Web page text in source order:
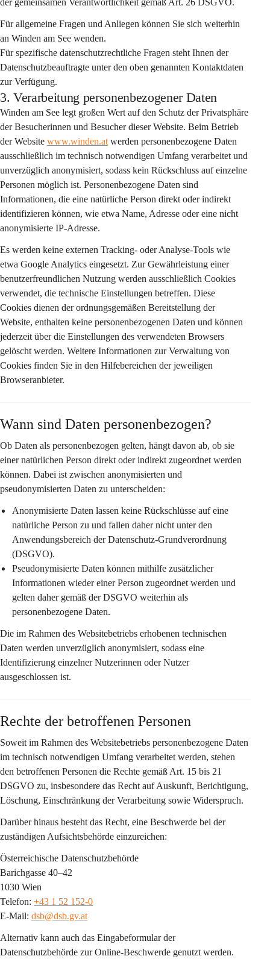
der gemeinsamen Verantwortlichkeit gemäß Art. 26 DSGVO.
Für allgemeine Fragen und Anliegen können Sie sich weiterhin
an Winden am See wenden.
Für spezifische datenschutzrechtliche Fragen steht Ihnen der
Datenschutzbeauftragte unter den oben genannten Kontaktdaten
zur Verfügung.
3. Verarbeitung personenbezogener Daten
Winden am See legt großen Wert auf den Schutz der Privatsphäre
der Besucherinnen und Besucher dieser Website. Beim Betrieb
der Website www.winden.at werden personenbezogene Daten
ausschließlich im technisch notwendigen Umfang verarbeitet und
unverzüglich anonymisiert, sodass kein Rückschluss auf einzelne
Personen möglich ist. Personenbezogene Daten sind
Informationen, die eine natürliche Person direkt oder indirekt
identifizieren können, wie etwa Name, Adresse oder eine nicht
anonymisierte IP-Adresse.
Es werden keine externen Tracking- oder Analyse-Tools wie
etwa Google Analytics eingesetzt. Zur Gewährleistung einer
benutzerfreundlichen Nutzung werden ausschließlich Cookies
verwendet, die technische Einstellungen betreffen. Diese
Cookies dienen der ordnungsgemäßen Bereitstellung der
Website, enthalten keine personenbezogenen Daten und können
jederzeit über die Einstellungen des verwendeten Browsers
gelöscht werden. Weitere Informationen zur Verwaltung von
Cookies finden Sie in den Hilfebereichen der jeweiligen
Browseranbieter.
Wann sind Daten personenbezogen?
Ob Daten als personenbezogen gelten, hängt davon ab, ob sie
einer natürlichen Person direkt oder indirekt zugeordnet werden
können. Dabei ist zwischen anonymisierten und
pseudonymisierten Daten zu unterscheiden:
Anonymisierte Daten lassen keine Rückschlüsse auf eine
natürliche Person zu und fallen daher nicht unter den
Anwendungsbereich der Datenschutz-Grundverordnung
(DSGVO).
Pseudonymisierte Daten können mithilfe zusätzlicher
Informationen wieder einer Person zugeordnet werden und
gelten daher gemäß der DSGVO weiterhin als
personenbezogene Daten.
Die im Rahmen des Websitebetriebs erhobenen technischen
Daten werden unverzüglich anonymisiert, sodass eine
Identifizierung einzelner Nutzerinnen oder Nutzer
ausgeschlossen ist.
Rechte der betroffenen Personen
Soweit im Rahmen des Websitebetriebs personenbezogene Daten
im technisch notwendigen Umfang verarbeitet werden, stehen
den betroffenen Personen die Rechte gemäß Art. 15 bis 21
DSGVO zu, insbesondere das Recht auf Auskunft, Berichtigung,
Löschung, Einschränkung der Verarbeitung sowie Widerspruch.
Darüber hinaus besteht das Recht, eine Beschwerde bei der
zuständigen Aufsichtsbehörde einzureichen:
Österreichische Datenschutzbehörde
Barichgasse 40–42
1030 Wien
Telefon: +43 1 52 152-0
E-Mail: dsb@dsb.gv.at
Alternativ kann auch das Eingabeformular der
Datenschutzbehörde zur Online-Beschwerde genutzt werden.